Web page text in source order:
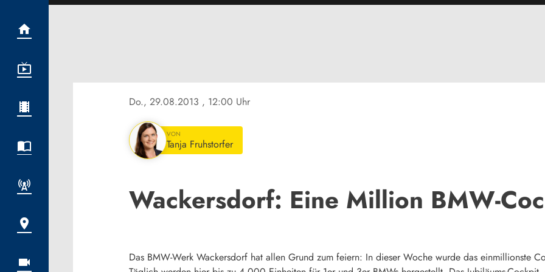
Do., 29.08.2013 , 12:00 Uhr
VON
Tanja Fruhstorfer
Wackersdorf: Eine Million BMW-
Das BMW-Werk Wackersdorf hat allen Grund zum feiern: In dieser Woche wurde das einmillionste